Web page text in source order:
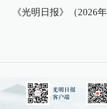
《光明日报》（2026